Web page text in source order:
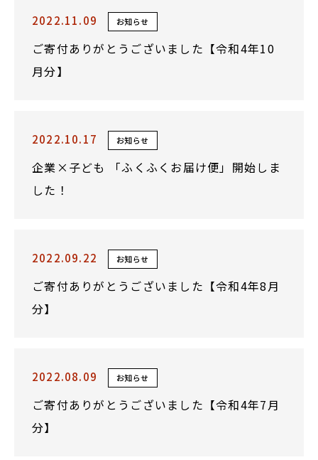
2022.11.09 お知らせ
ご寄付ありがとうございました【令和4年10
月分】
2022.10.17 お知らせ
企業×子ども 「ふくふくお届け便」開始しま
した！
2022.09.22 お知らせ
ご寄付ありがとうございました【令和4年8月
分】
2022.08.09 お知らせ
ご寄付ありがとうございました【令和4年7月
分】